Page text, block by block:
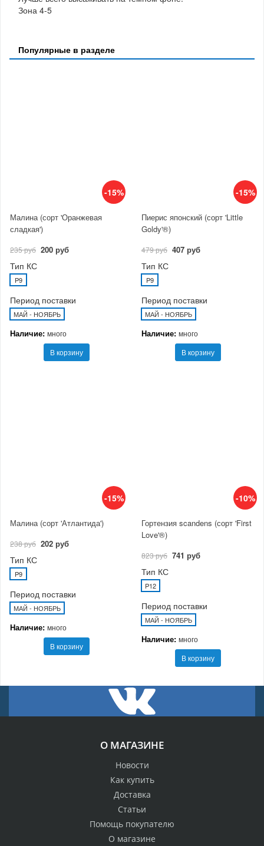
Зона 4-5
Популярные в разделе
-15%
Малина (сорт 'Оранжевая
сладкая')
235 руб 200 руб
Тип КС
P9
Период поставки
МАЙ - НОЯБРЬ
Наличие: много
В корзину
-15%
Пиерис японский (сорт 'Little
Goldy'®)
479 руб 407 руб
Тип КС
P9
Период поставки
МАЙ - НОЯБРЬ
Наличие: много
В корзину
-15%
Малина (сорт 'Атлантида')
238 руб 202 руб
Тип КС
P9
Период поставки
МАЙ - НОЯБРЬ
Наличие: много
В корзину
-10%
Гортензия scandens (сорт 'First
Love'®)
823 руб 741 руб
Тип КС
P12
Период поставки
МАЙ - НОЯБРЬ
Наличие: много
В корзину
О МАГАЗИНЕ
Новости
Как купить
Доставка
Статьи
Помощь покупателю
О магазине